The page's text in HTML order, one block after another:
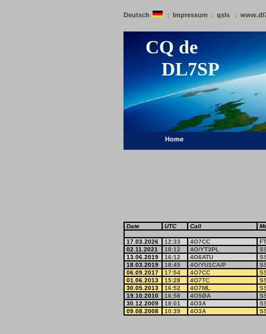
Deutsch : Impressum : qsls :
CQ de
DL7SP
Home
Date UTC Call
17.03.2026 12:33 4O7CC
02.11.2021
18:12 4O/YT3PL
13.06.2019
16:12 4O6ATU
18.03.2019
18:45 4O/YU1CA/P
06.09.2017
17:54 4O7CC
01.06.2013
15:28 4O7TC
30.05.2013
16:52 4O7ML
19.10.2010
16:58 4O5ØA
30.12.2009
18:01 4O3A
09.08.2008
10:39 4O3A